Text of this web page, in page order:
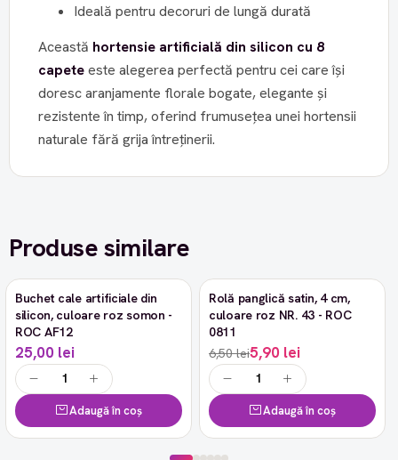
Ideală pentru decoruri de lungă durată
Această hortensie artificială din silicon cu 8
capeteeste alegerea perfectă pentru cei care își
doresc aranjamente florale bogate, elegante și
rezistente în timp, oferind frumusețea unei hortensii
naturale fără grija întreținerii.
Produse similare
Buchet cale artificiale din
silicon, culoare roz somon -
ROC AF12
25,00 lei
Adaugă în coș
-9%
Rolă panglică satin, 4 cm,
culoare roz NR. 43 - ROC
0811
6,50 lei5,90 lei
Adaugă în coș